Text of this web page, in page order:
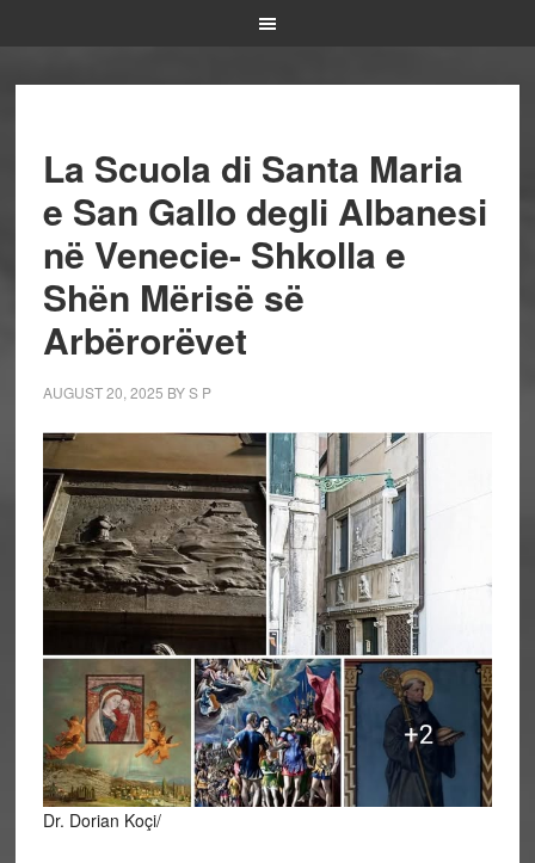
La Scuola di Santa Maria
e San Gallo degli Albanesi
në Venecie- Shkolla e
Shën Mërisë së
Arbërorëvet
AUGUST 20, 2025 BYS P
Dr. Dorian Koçi/